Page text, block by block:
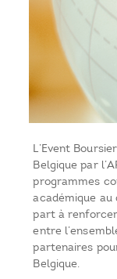
L’Event
Belgique par
programmes
académique au
part à
entre
partenaires
Belgique.